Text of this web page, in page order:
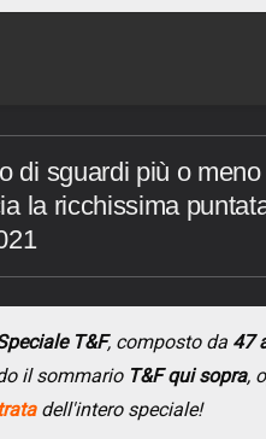
di sguardi più o
la ricchissima
T&F, composto da 47
il sommario T&F qui sopra,
dell'intero speciale!